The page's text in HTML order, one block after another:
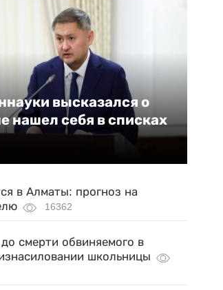
высказался о
нашел себя в списках
в Алматы: прогноз на
16362
смерти обвиняемого в
школьницы